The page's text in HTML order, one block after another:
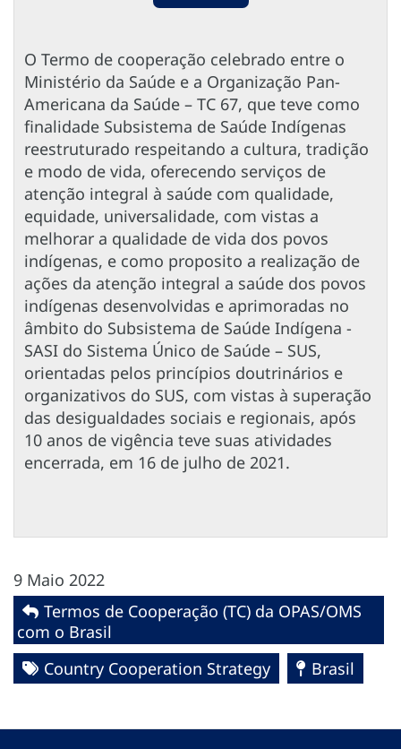
O Termo de cooperação celebrado entre o
Ministério da Saúde e a Organização Pan-
Americana da Saúde – TC 67, que teve como
finalidade Subsistema de Saúde Indígenas
reestruturado respeitando a cultura, tradição
e modo de vida, oferecendo serviços de
atenção integral à saúde com qualidade,
equidade, universalidade, com vistas a
melhorar a qualidade de vida dos povos
indígenas, e como proposito a realização de
ações da atenção integral a saúde dos povos
indígenas desenvolvidas e aprimoradas no
âmbito do Subsistema de Saúde Indígena -
SASI do Sistema Único de Saúde – SUS,
orientadas pelos princípios doutrinários e
organizativos do SUS, com vistas à superação
das desigualdades sociais e regionais, após
10 anos de vigência teve suas atividades
encerrada, em 16 de julho de 2021.
9 Maio 2022
Termos de Cooperação (TC) da OPAS/OMS
com o Brasil
Country Cooperation Strategy
Brasil